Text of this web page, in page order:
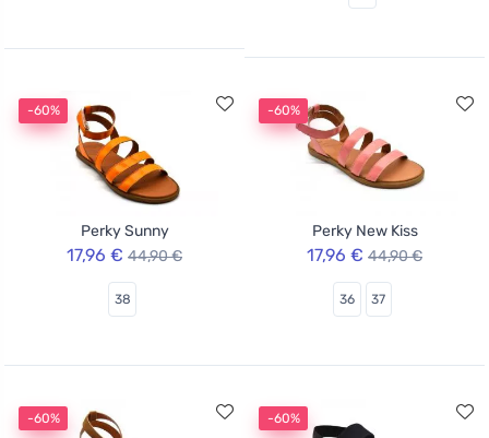
-60%
Perky Sunny
17,96 € 44,90 €
38
-60%
Perky New Kiss
17,96 € 44,90 €
36 37
-60% -60%